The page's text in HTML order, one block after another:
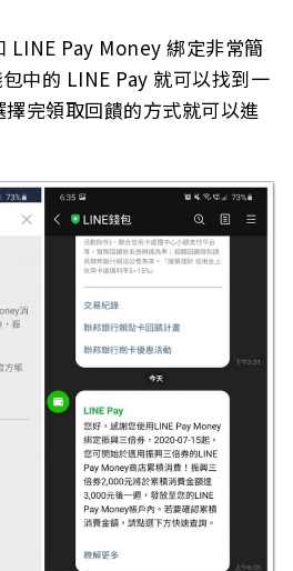
Pay Money 綁定非常簡
中的 LINE Pay 就可以找到一
完領取回饋的方式就可以進